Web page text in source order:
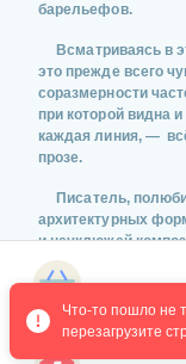
барельефов.
Всматриваясь в
это прежде всего
соразмерности
при которой видна и
каждая линия, —
прозе.
Писатель,
архитектурных
и неуклюжей
частей и строгости
Композиция
такого состояния,
Что-то пошло не
перезагрузите